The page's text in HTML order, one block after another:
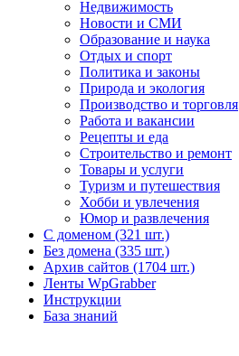
Недвижимость
Новости и СМИ
Образование и наука
Отдых и спорт
Политика и законы
Природа и экология
Производство и торговля
Работа и вакансии
Рецепты и еда
Строительство и ремонт
Товары и услуги
Туризм и путешествия
Хобби и увлечения
Юмор и развлечения
С доменом (321 шт.)
Без домена (335 шт.)
Архив сайтов (1704 шт.)
Ленты WpGrabber
Инструкции
База знаний